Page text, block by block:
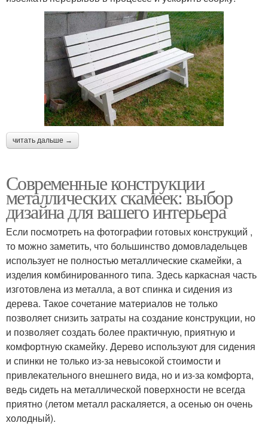
читать дальше →
Современные конструкции
металлических скамеек: выбор
дизайна для вашего интерьера
Если посмотреть на фотографии готовых конструкций ,
то можно заметить, что большинство домовладельцев
использует не полностью металлические скамейки, а
изделия комбинированного типа. Здесь каркасная часть
изготовлена из металла, а вот спинка и сидения из
дерева. Такое сочетание материалов не только
позволяет снизить затраты на создание конструкции, но
и позволяет создать более практичную, приятную и
комфортную скамейку. Дерево используют для сидения
и спинки не только из-за невысокой стоимости и
привлекательного внешнего вида, но и из-за комфорта,
ведь сидеть на металлической поверхности не всегда
приятно (летом металл раскаляется, а осенью он очень
холодный).